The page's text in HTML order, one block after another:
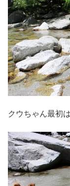
クウちゃん最初